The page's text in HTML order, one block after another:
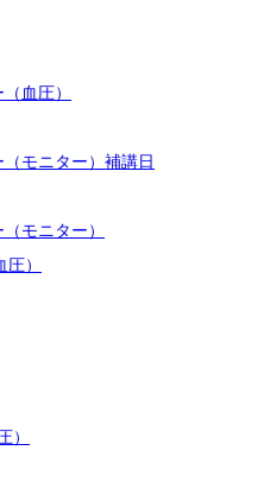
血圧）
モニター）補講日
モニター）
）
）